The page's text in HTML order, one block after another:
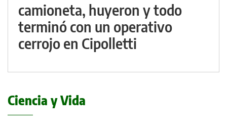
camioneta, huyeron y todo
terminó con un operativo
cerrojo en Cipolletti
Ciencia y Vida